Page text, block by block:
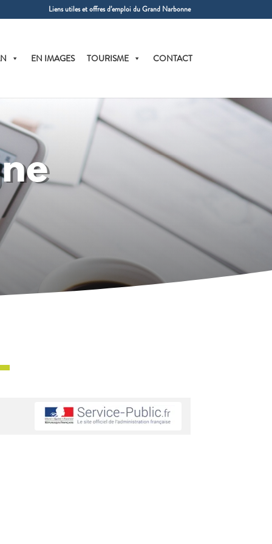
Liens utiles et offres d’emploi du Grand Narbonne
EN IMAGES TOURISME CONTACT